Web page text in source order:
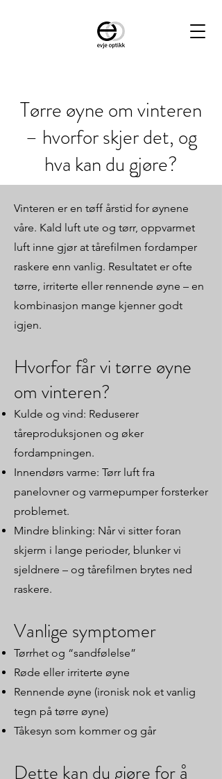
Tørre øyne om vinteren
– hvorfor skjer det, og
hva kan du gjøre?
Vinteren er en tøff årstid for øynene
våre. Kald luft ute og tørr, oppvarmet
luft inne gjør at tårefilmen fordamper
raskere enn vanlig. Resultatet er ofte
tørre, irriterte eller rennende øyne – en
kombinasjon mange kjenner godt
igjen.
Hvorfor får vi tørre øyne
om vinteren?
Kulde og vind: Reduserer
tåreproduksjonen og øker
fordampningen.
Innendørs varme: Tørr luft fra
panelovner og varmepumper forsterker
problemet.
Mindre blinking: Når vi sitter foran
skjerm i lange perioder, blunker vi
sjeldnere – og tårefilmen brytes ned
raskere.
Vanlige symptomer
Tørrhet og “sandfølelse”
Røde eller irriterte øyne
Rennende øyne (ironisk nok et vanlig
tegn på tørre øyne)
Tåkesyn som kommer og går
Dette kan du gjøre for å